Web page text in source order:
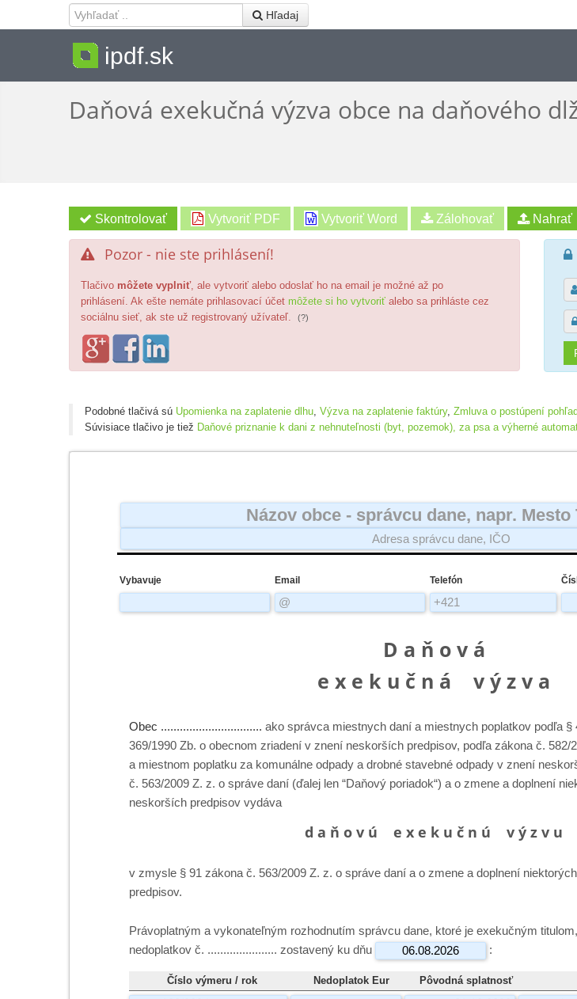
 Hľadaj
ipdf.sk
Daňová exekučná výzva obce na daňového
Vytvoriť PDF Vytvoriť Word
 Pozor - nie ste prihlásení!
Tlačivo môžete vyplniť, ale vytvoriť alebo odoslať ho na email je možné až po
prihlásení. Ak ešte nemáte prihlasovací účet môžete si ho vytvoriť alebo sa prihláste cez
sociálnu sieť, ak ste už registrovaný užívateľ.
(?)

Podobné tlačivá sú Upomienka na zaplatenie dlhu, Výzva na zaplatenie faktúry, Zmluva o postúpení
Súvisiace tlačivo je tiež Daňové priznanie k dani z nehnuteľnosti (byt, pozemok), za psa a výherné
Vybavuje Email Telefón
D a ň o v á
e x e k u č n á v ý z v a
Obec ................................ ako správca miestnych daní a miestnych poplatkov podľa
369/1990 Zb. o obecnom zriadení v znení neskorších predpisov, podľa zákona č. 582/
a miestnom poplatku za komunálne odpady a drobné stavebné odpady v znení
č. 563/2009 Z. z. o správe daní (ďalej len “Daňový poriadok“) a o zmene a doplnení
neskorších predpisov vydáva
d a ň o v ú e x e k u č n ú v ý z v u
v zmysle § 91 zákona č. 563/2009 Z. z. o správe daní a o zmene a doplnení
predpisov.
Právoplatným a vykonateľným rozhodnutím správcu dane, ktoré je exekučným
nedoplatkov č. ...................... zostavený ku dňu :
Číslo výmeru / rok Nedoplatok Eur Pôvodná splatnosť